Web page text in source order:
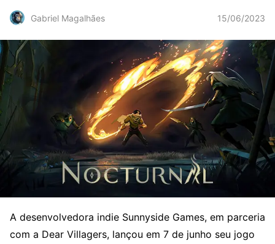
Gabriel Magalhães 15/06/2023
A desenvolvedora indie Sunnyside Games, em parceria
com a Dear Villagers, lançou em 7 de junho seu jogo